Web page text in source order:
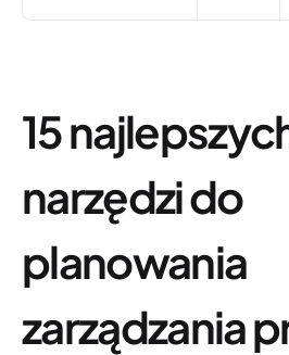
15
narzędzi do
planowania
zarządzania